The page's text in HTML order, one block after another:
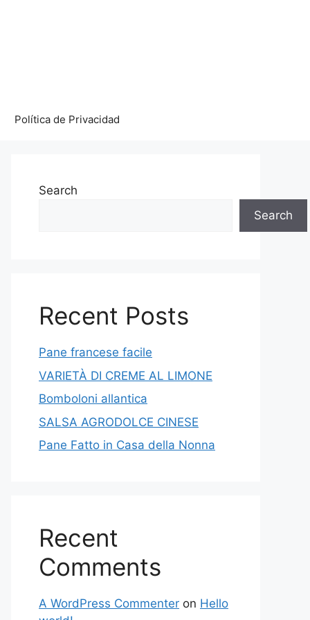
Política de Privacidad
Search
Search
Recent Posts
Pane francese facile
VARIETÀ DI CREME AL LIMONE
Bomboloni allantica
SALSA AGRODOLCE CINESE
Pane Fatto in Casa della Nonna
Recent
Comments
A WordPress Commenter on Hello